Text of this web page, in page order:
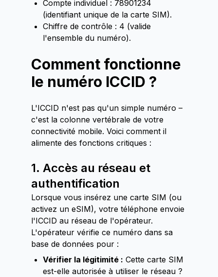
Compte individuel : 78901234
(identifiant unique de la carte SIM).
Chiffre de contrôle : 4 (valide
l'ensemble du numéro).
Comment fonctionne
le numéro ICCID ?
L'ICCID n'est pas qu'un simple numéro –
c'est la colonne vertébrale de votre
connectivité mobile. Voici comment il
alimente des fonctions critiques :
1. Accès au réseau et
authentification
Lorsque vous insérez une carte SIM (ou
activez un eSIM), votre téléphone envoie
l'ICCID au réseau de l'opérateur.
L'opérateur vérifie ce numéro dans sa
base de données pour :
Vérifier la légitimité : Cette carte SIM
est-elle autorisée à utiliser le réseau ?